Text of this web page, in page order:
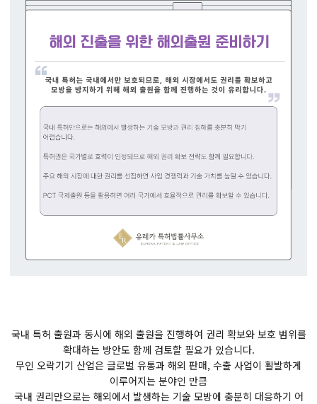
국내 특허 출원과 동시에 해외 출원을 진행하여 권리 확보와 보호 범위를
확대하는 방안도 함께 검토할 필요가 있습니다.
무인 오락기기 산업은 글로벌 유통과 해외 판매, 수출 사업이 활발하게
이루어지는 분야인 만큼
국내 권리만으로는 해외에서 발생하는 기술 모방에 충분히 대응하기 어